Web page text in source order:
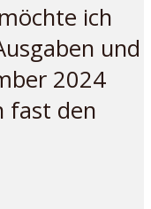
ich
und
2024
fast den